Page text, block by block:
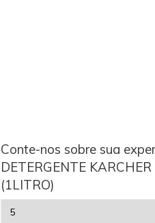
Conte-nos sobre sua
DETERGENTE
(1LITRO)